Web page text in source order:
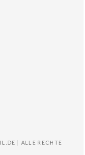
| ALLE RECHTE